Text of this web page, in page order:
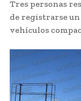
Tres personas
de registrarse
vehículos